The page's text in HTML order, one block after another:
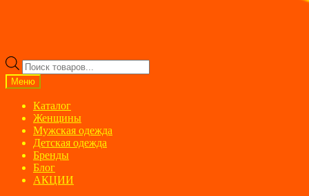
Поиск
товаров
Меню
Каталог
Женщины
Мужская одежда
Детская одежда
Бренды
Блог
АКЦИИ